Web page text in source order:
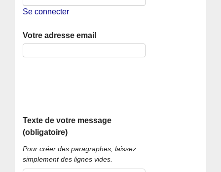
Se connecter
Votre adresse email
Texte de votre message
(obligatoire)
Pour créer des paragraphes, laissez
simplement des lignes vides.